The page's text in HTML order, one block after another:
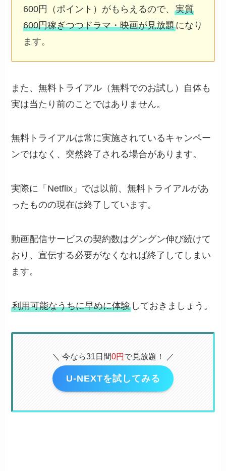
600円（ポイント）がもらえるので、 実質
600円稼ぎつつドラマ・映画が見放題になり
ます。
また、無料トライアル（無料でのお試し）自体も
実は当たり前のことではありません。
無料トライアルは常に実施されているキャンペー
ンではなく、突然終了される場合があります。
実際に「Netflix」では以前、無料トライアルがあ
ったものの現在は終了しています。
動画配信サービスの契約数はグングン伸び続けて
おり、宣伝する必要がなくなれば終了してしまい
ます。
利用可能なうちに早めに体験 しておきましょう。
＼ 今なら31日間0円で見放題！ ／
U-NEXTを試してみる